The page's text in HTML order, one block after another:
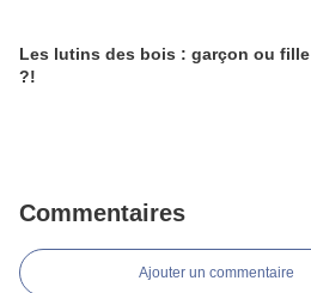
Les lutins des bois : garçon ou fille
?!
Commentaires
Ajouter un commentaire